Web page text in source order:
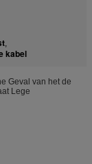
,
kabel
Geval van het de
Lege